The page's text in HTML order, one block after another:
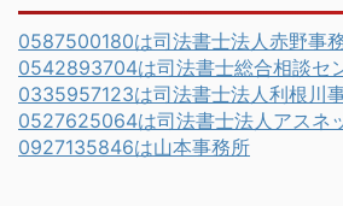
0587500180は司法書士法人赤野事
0542893704は司法書士総合相談セ
0335957123は司法書士法人利根川
0527625064は司法書士法人アスネ
0927135846は山本事務所